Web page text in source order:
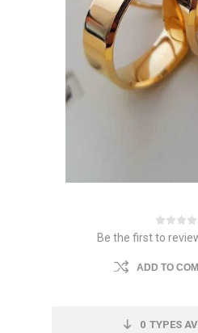
Be the first to
ADD TO
0 TYPES